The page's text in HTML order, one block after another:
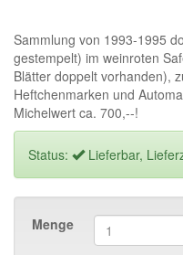
Sammlung von 1993-1995
gestempelt) im weinroten
Blätter doppelt vorhanden),
Heftchenmarken und
Michelwert ca. 700,--!
Status: Lieferbar,
Menge